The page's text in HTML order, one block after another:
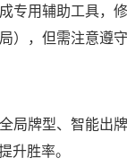
专用辅助工具，
），但需注意遵
局牌型、智能出
升胜率。